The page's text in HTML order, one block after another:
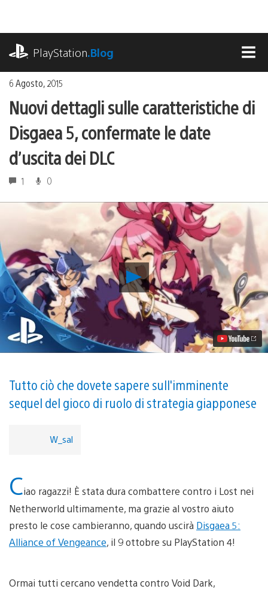
contenuto
PlayStation.Blog
6 Agosto, 2015
Nuovi dettagli sulle caratteristiche di
Disgaea 5, confermate le date
d’uscita dei DLC
1 0
Riproduci
video
Nuovi
dettagli
sulle
caratteristiche
di
Disgaea
le
date
d’uscita
Tutto ciò che dovete sapere sull'imminente
sequel del gioco di ruolo di strategia giapponese
W_sal
Ciao ragazzi! È stata dura combattere contro i Lost nei
Netherworld ultimamente, ma grazie al vostro aiuto
presto le cose cambieranno, quando uscirà Disgaea 5:
Alliance of Vengeance, il 9 ottobre su PlayStation 4!
Ormai tutti cercano vendetta contro Void Dark,